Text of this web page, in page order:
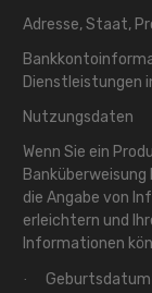
Adresse, Staat,
Dienstleistungen
Nutzungsdaten
Wenn Sie ein
die Angabe von
erleichtern und
Informationen
· Geburtsdatum